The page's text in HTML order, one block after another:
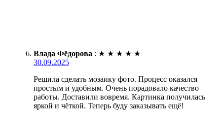
Влада Фёдорова : ★ ★ ★ ★ ★
30.09.2025
Решила сделать мозаику фото. Процесс оказался
простым и удобным. Очень порадовало качество
работы. Доставили вовремя. Картинка получилась
яркой и чёткой. Теперь буду заказывать ещё!